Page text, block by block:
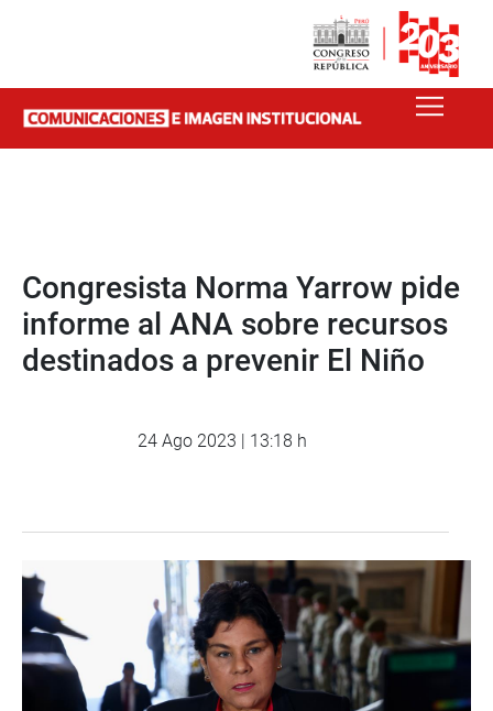
Congresista Norma Yarrow pide
informe al ANA sobre recursos
destinados a prevenir El Niño
24 Ago 2023 | 13:18 h